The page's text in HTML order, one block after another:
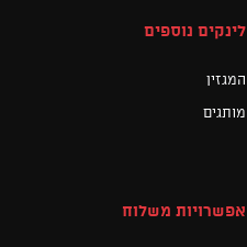
לינקים נוספים
המגזין
מותגים
אפשרויות משלוח